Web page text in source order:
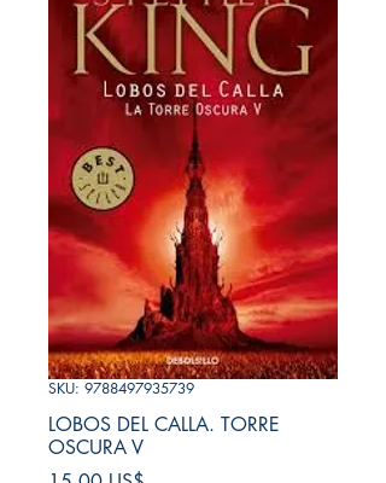
SKU: 9788497935739
LOBOS DEL CALLA. TORRE
OSCURA V